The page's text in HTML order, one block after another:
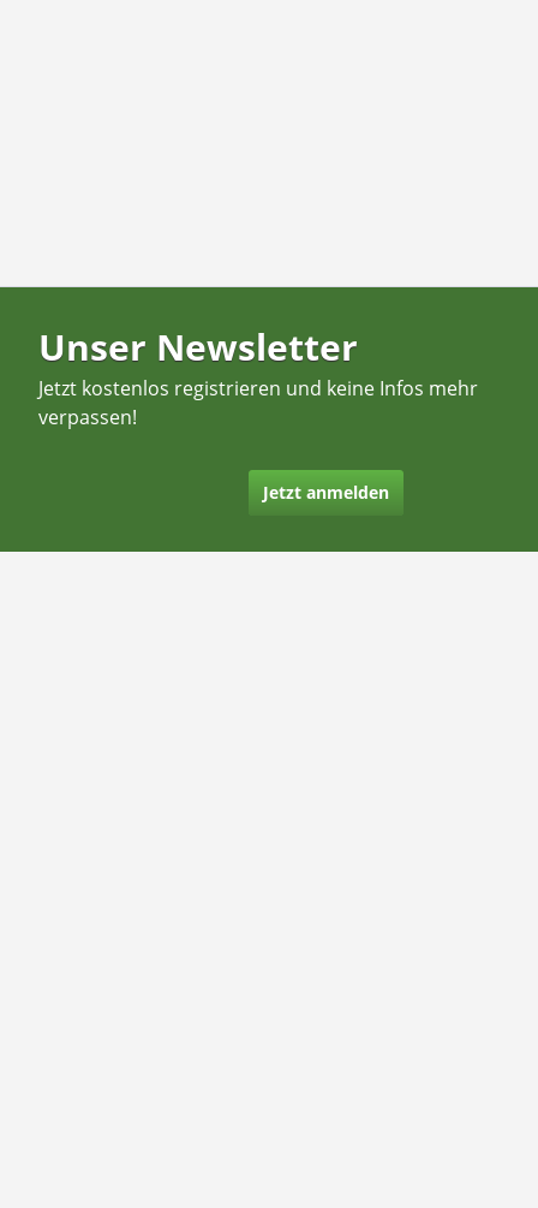
Unser Newsletter
Jetzt kostenlos registrieren und keine Infos mehr
verpassen!
Jetzt anmelden